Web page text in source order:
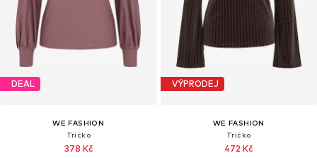
DEAL
WE FASHION
Tričko
378 Kč
VÝPRODEJ
WE FASHION
Tričko
472 Kč